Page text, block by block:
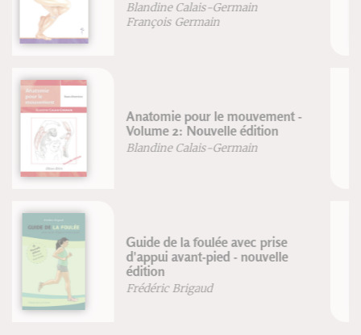
Dr. G. Guillaume
Dr. Mach-Chieu
Manuel pratique d'acupuncture
en obstétrique
Augusta Guiraud-Sobral
Le strapping de terrain
Stéphane Morin